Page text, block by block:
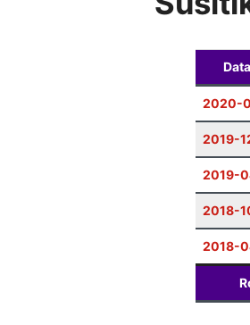
Data
2020-
2019-
2019-
2018-
2018-